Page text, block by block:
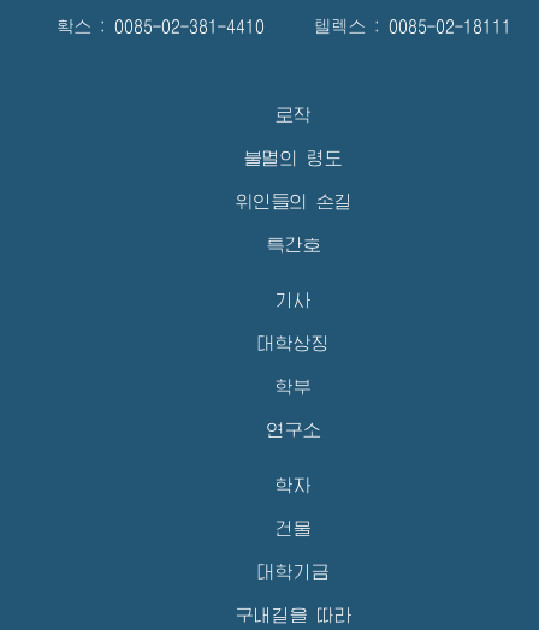
확스 : 0085-02-381-4410 텔렉스 : 0085-02-18111
로작
불멸의 령도
위인들의 손길
특간호
기사
대학상징
학부
연구소
학자
건물
대학기금
구내길을 따라